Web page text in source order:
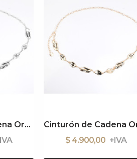
Cinturón de Cadena Organic Silver
$ 4.900,00